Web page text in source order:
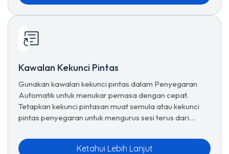
Kawalan Kekunci Pintas
Gunakan kawalan kekunci pintas dalam Penyegaran
Automatik untuk menukar pemasa dengan cepat.
Tetapkan kekunci pintasan muat semula atau kekunci
pintas penyegaran untuk mengurus sesi terus dari
Ketahui Lebih Lanjut